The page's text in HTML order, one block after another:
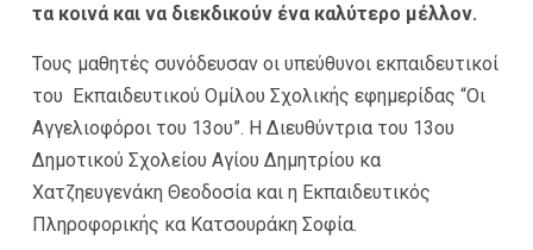
τα κοινά και να διεκδικούν ένα καλύτερο μέλλον.
Τους μαθητές συνόδευσαν οι υπεύθυνοι εκπαιδευτικοί
του Εκπαιδευτικού Ομίλου Σχολικής εφημερίδας “Οι
Αγγελιοφόροι του 13ου”. Η Διευθύντρια του 13ου
Δημοτικού Σχολείου Αγίου Δημητρίου κα
Χατζηευγενάκη Θεοδοσία και η Εκπαιδευτικός
Πληροφορικής κα Κατσουράκη Σοφία.